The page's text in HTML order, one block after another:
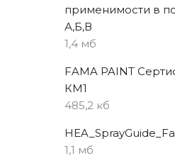
применимости в
А,Б,В
1,4 мб
FAMA PAINT
КМ1
485,2 кб
1,1 мб